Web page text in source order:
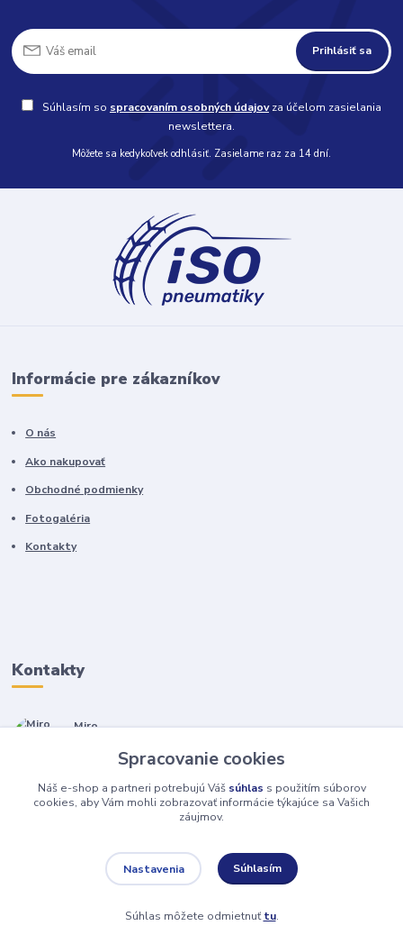
Prihlásiť sa
Súhlasím so spracovaním osobných údajovza účelom zasielania
newslettera.
Môžete sa kedykoľvek odhlásiť. Zasielame raz za 14 dní.
Informácie pre zákazníkov
O nás
Ako nakupovať
Obchodné podmienky
Fotogaléria
Kontakty
Kontakty
Miro
(Po-Pia, 7-17 hod.)
isopneumatiky@isopneumatiky.sk
Vytvorené na Eshop-rychlo.sk
Spracovanie cookies
Náš e-shop a partneri potrebujú Váš súhlas s použitím súborov
cookies, aby Vám mohli zobrazovať informácie týkajúce sa Vašich
záujmov.
Nastavenia Súhlasím
Súhlas môžete odmietnuťtu.